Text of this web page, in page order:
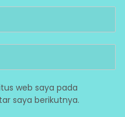
web saya pada
saya berikutnya.